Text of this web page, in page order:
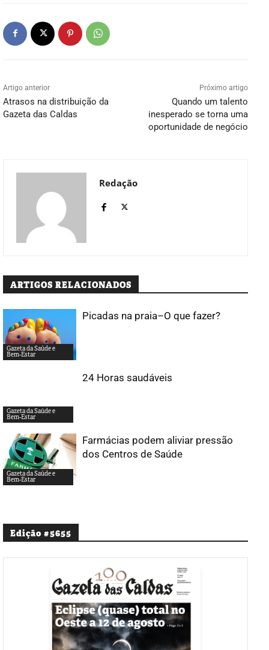
Artigo anterior
Atrasos na distribuição da
Gazeta das Caldas
Próximo artigo
Quando um talento
inesperado se torna uma
oportunidade de negócio
Redação
ARTIGOS RELACIONADOS
Gazeta da Saúde e
Bem-Estar
Picadas na praia–O que fazer?
Gazeta da Saúde e
Bem-Estar
24 Horas saudáveis
Gazeta da Saúde e
Bem-Estar
Farmácias podem aliviar pressão
dos Centros de Saúde
Edição #5655